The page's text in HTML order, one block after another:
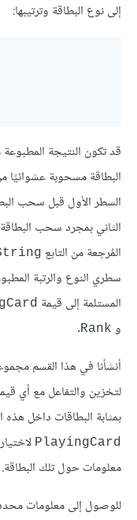
إلى نوع البطاقة وترتيبها:
قد تكون النتيجة
البطاقة مسحوبة
السطر الأول قبل سحب
الثاني بمجرد سحب
المُرجعة من التابع
سطري النوع والرتبة
المستلمة إلى قيمة
و Rank
.
أنشأنا في هذا القسم
لتخزين والتفاعل مع أي
بمثابة البطاقات داخل هذه
PlayingCard
معلومات حول تلك البطاقة.
للوصول إلى معلومات